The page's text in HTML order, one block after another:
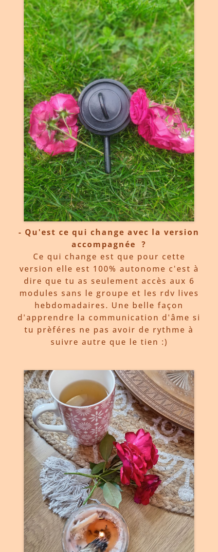
- Qu'est ce qui change avec la version
accompagnée ?
Ce qui change est que pour cette
version elle est 100% autonome c'est à
dire que tu as seulement accès aux 6
modules sans le groupe et les rdv lives
hebdomadaires. Une belle façon
d'apprendre la communication d'âme si
tu prèféres ne pas avoir de rythme à
suivre autre que le tien :)